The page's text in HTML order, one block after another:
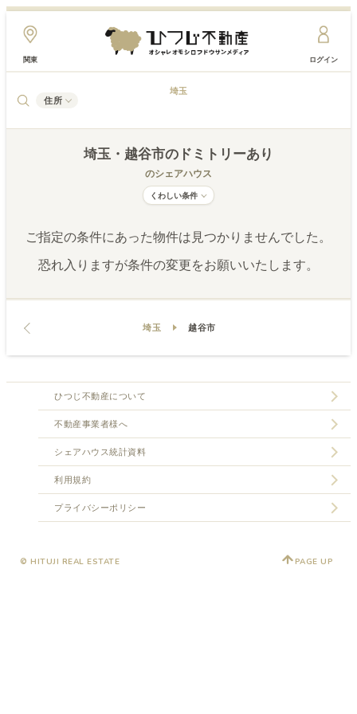
関東 ログイン
住所
埼玉
埼玉 ・越谷市のドミトリーあり
のシェアハウス
くわしい条件
ご指定の条件にあった物件は見つかりませんでした。
恐れ入りますが条件の変更をお願いいたします。
埼玉 越谷市
ひつじ不動産について
不動産事業者様へ
シェアハウス統計資料
利用規約
プライバシーポリシー
© HITUJI REAL ESTATE PAGE UP